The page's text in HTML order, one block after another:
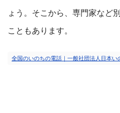
ょう。そこから、専門家など
こともあります。
全国のいのちの電話｜一般社団法人日本い